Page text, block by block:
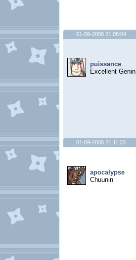
01-09-2008 21:08:04
puissance
Excellent Genin
01-09-2008 21:11:23
apocalypse
Chuunin